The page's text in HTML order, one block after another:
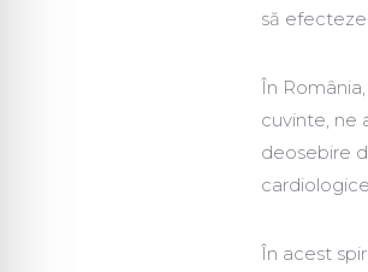
să
În
cuvinte, ne
deosebire
În acest